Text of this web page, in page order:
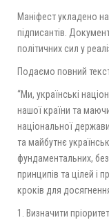
Маніфест укладено
підписантів.
політичних сил у
Подаємо повний
“Ми, українські
нашої країни та
національної
та майбутнє
фундаментальних,
принципів та цілей і
кроків для
1. Визначити